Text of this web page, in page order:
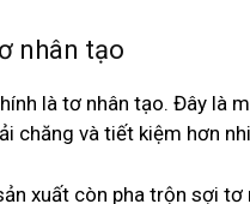
nhân tạo
là tơ nhân tạo. Đây là
chăng và tiết kiệm hơn
xuất còn pha trộn sợi